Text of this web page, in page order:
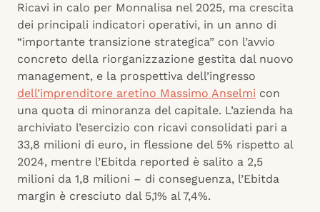
Ricavi in calo per Monnalisa nel 2025, ma crescita
dei principali indicatori operativi, in un anno di
“importante transizione strategica” con l’avvio
concreto della riorganizzazione gestita dal nuovo
management, e la prospettiva dell’ingresso
dell’imprenditore aretino Massimo Anselmi con
una quota di minoranza del capitale. L’azienda ha
archiviato l’esercizio con ricavi consolidati pari a
33,8 milioni di euro, in flessione del 5% rispetto al
2024, mentre l’Ebitda reported è salito a 2,5
milioni da 1,8 milioni – di conseguenza, l’Ebitda
margin è cresciuto dal 5,1% al 7,4%.